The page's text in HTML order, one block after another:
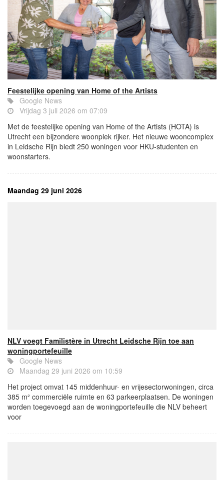
Feestelijke opening van Home of the Artists
Google News
Vrijdag 3 juli 2026 om 07:09
Met de feestelijke opening van Home of the Artists (HOTA) is
Utrecht een bijzondere woonplek rijker. Het nieuwe wooncomplex
in Leidsche Rijn biedt 250 woningen voor HKU-studenten en
woonstarters.
Maandag 29 juni 2026
NLV voegt Familistère in Utrecht Leidsche Rijn toe aan
woningportefeuille
Google News
Maandag 29 juni 2026 om 10:59
Het project omvat 145 middenhuur- en vrijesectorwoningen, circa
385 m² commerciële ruimte en 63 parkeerplaatsen. De woningen
worden toegevoegd aan de woningportefeuille die NLV beheert
voor